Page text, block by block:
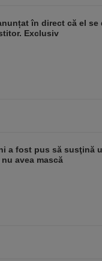
în direct că el se
Exclusiv
a fost pus să susţină
avea mască